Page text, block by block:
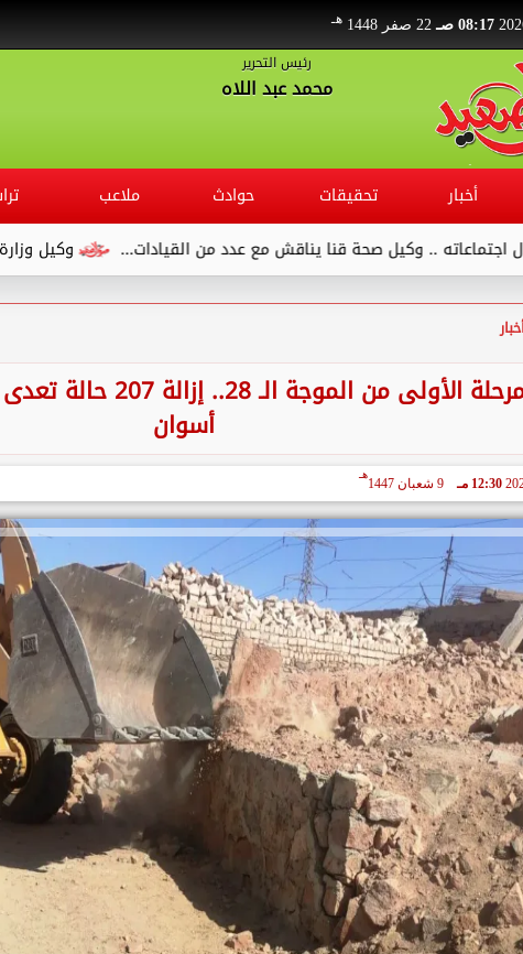
08:17 صـ 22 صفر 1448 هـ
رئيس التحرير
محمد عبد اللاه
أخبار تحقيقات حوادث ملاعب
وكيل وزارة الصحة بقنا يبدأ صحة قنا يناقش مع عدد من القيادات...
ضمن المرحلة الأولى من
أسوان
12:30 مـ 9 شعبان 1447
هـ